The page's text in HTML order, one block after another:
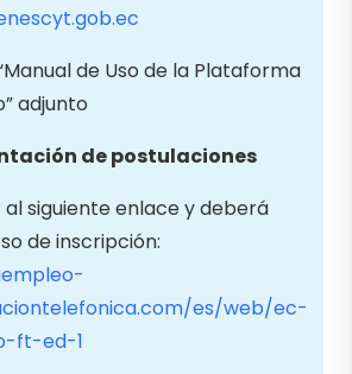
de Uso de la Plataforma
adjunto
de postulaciones
siguiente enlace y deberá
de inscripción:
es/web/ec-
ft-ed-1